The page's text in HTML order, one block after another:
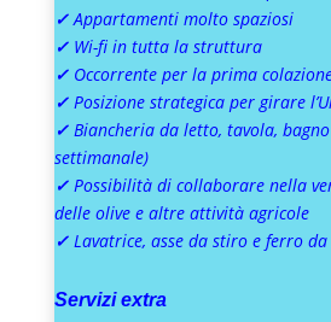
✓ Appartamenti molto spaziosi
✓ Wi-fi in tutta la struttura
✓ Occorrente per la prima
✓ Posizione strategica per girare
✓ Biancheria da letto, tavola,
settimanale)
✓ Possibilità di collaborare nella
delle olive e altre attività agricole
✓ Lavatrice, asse da stiro e ferro
Servizi extra